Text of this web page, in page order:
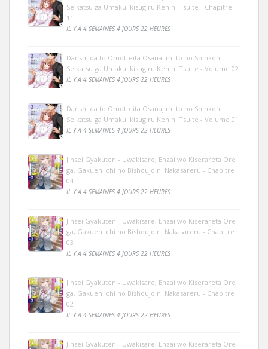
Seikatsu ga Umaku Ikisugiru Ken ni Tsuite - Chapitre
11
IL Y A 4 SEMAINES 4 JOURS 22 HEURES
Danshi da to Omotteita Osanajimi to no Shinkon
Seikatsu ga Umaku Ikisugiru Ken ni Tsuite - Volume 02
IL Y A 4 SEMAINES 4 JOURS 22 HEURES
Danshi da to Omotteita Osanajimi to no Shinkon
Seikatsu ga Umaku Ikisugiru Ken ni Tsuite - Volume 01
IL Y A 4 SEMAINES 4 JOURS 22 HEURES
Jinsei Gyakuten - Uwakisare, Enzai wo Kiserareta Ore
ga, Gakuen Ichi no Bishoujo ni Nakasareru - Chapitre
04
IL Y A 4 SEMAINES 4 JOURS 22 HEURES
Jinsei Gyakuten - Uwakisare, Enzai wo Kiserareta Ore
ga, Gakuen Ichi no Bishoujo ni Nakasareru - Chapitre
03
IL Y A 4 SEMAINES 4 JOURS 22 HEURES
Jinsei Gyakuten - Uwakisare, Enzai wo Kiserareta Ore
ga, Gakuen Ichi no Bishoujo ni Nakasareru - Chapitre
02
IL Y A 4 SEMAINES 4 JOURS 22 HEURES
Jinsei Gyakuten - Uwakisare, Enzai wo Kiserareta Ore